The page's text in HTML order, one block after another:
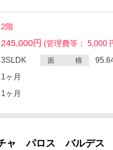
2階
245,000円 (管理費等： 5,000
3SLDK 面 積
1ヶ月
1ヶ月
ャ パロス バルデス